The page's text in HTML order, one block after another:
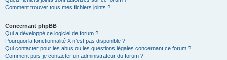
Comment trouver tous mes fichiers joints ?
Concernant phpBB
Qui a développé ce logiciel de forum ?
Pourquoi la fonctionnalité X n’est pas disponible ?
Qui contacter pour les abus ou les questions légales concernant ce forum ?
Comment puis-je contacter un administrateur du forum ?